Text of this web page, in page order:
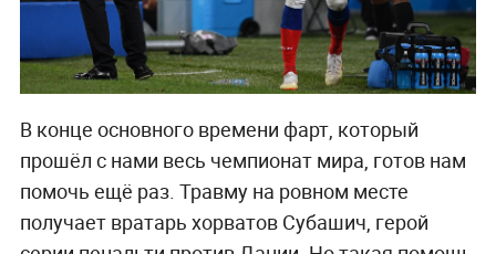
В конце основного времени фарт, который
прошёл с нами весь чемпионат мира, готов нам
помочь ещё раз. Травму на ровном месте
получает вратарь хорватов Субашич, герой